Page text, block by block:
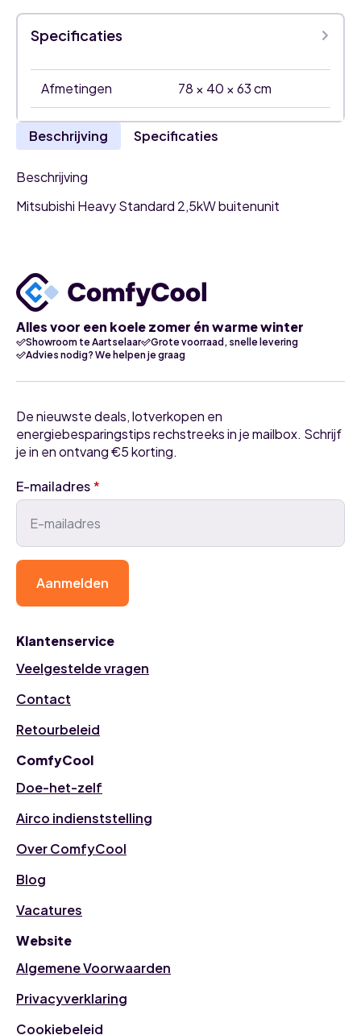
buitenunit
aantal
Specificaties
Afmetingen 78 × 40 × 63 cm
Beschrijving Specificaties
Beschrijving
Mitsubishi Heavy Standard 2,5kW buitenunit
Alles voor een koele zomer én warme winter
Showroom te Aartselaar
Grote voorraad, snelle levering
Advies nodig? We helpen je graag
Klantenservice
Veelgestelde vragen
Contact
Retourbeleid
ComfyCool
Doe-het-zelf
Airco indienststelling
Over ComfyCool
Blog
Vacatures
Website
Algemene Voorwaarden
Privacyverklaring
Cookiebeleid
De nieuwste deals, lotverkopen en
energiebesparingstips rechstreeks in je mailbox. Schrijf
je in en ontvang €5 korting.
E-mailadres*
Aanmelden